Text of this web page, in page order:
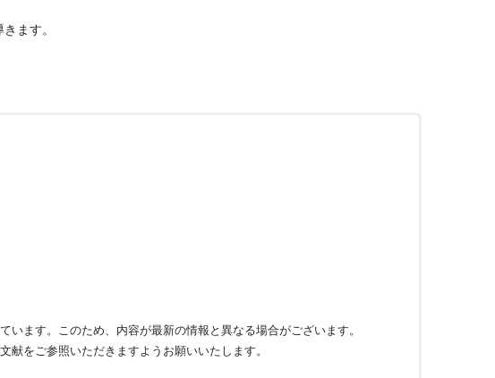
ます。
ます。このため、内容が最新の情報と異なる場合がございます。
をご参照いただきますようお願いいたします。